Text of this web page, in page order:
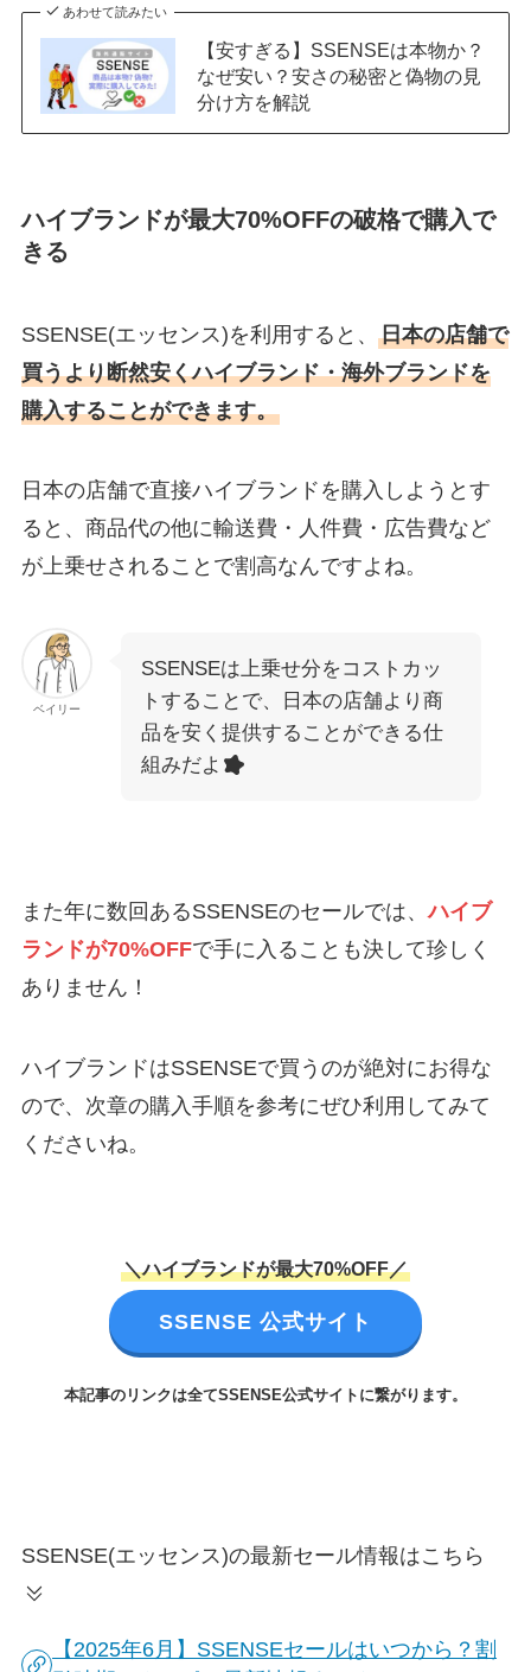
あわせて読みたい
【安すぎる】SSENSEは本物か？
なぜ安い？安さの秘密と偽物の見
分け方を解説
ハイブランドが最大70%OFFの破格で購入で
きる
SSENSE(エッセンス)を利用すると、 日本の店舗で
買うより断然安くハイブランド・海外ブランドを
購入することができます。
日本の店舗で直接ハイブランドを購入しようとす
ると、商品代の他に輸送費・人件費・広告費など
が上乗せされることで割高なんですよね。
ベイリー
SSENSEは上乗せ分をコストカッ
トすることで、日本の店舗より商
品を安く提供することができる仕
組みだよ
また年に数回あるSSENSEのセールでは、ハイブ
ランドが70%OFFで手に入ることも決して珍しく
ありません！
ハイブランドはSSENSEで買うのが絶対にお得な
ので、次章の購入手順を参考にぜひ利用してみて
くださいね。
＼ハイブランドが最大70%OFF／
SSENSE 公式サイト
本記事のリンクは全てSSENSE公式サイトに繋がります。
SSENSE(エッセンス)の最新セール情報はこちら
【2025年6月】SSENSEセールはいつから？割